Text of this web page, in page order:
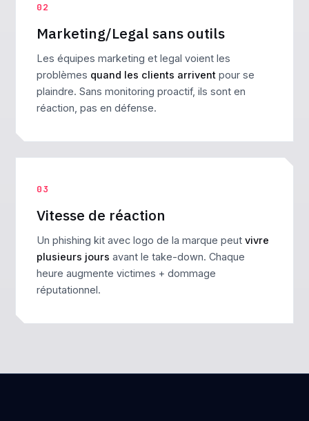
02
Marketing/Legal sans outils
Les équipes marketing et legal voient les
problèmes quand les clients arrivent pour se
plaindre. Sans monitoring proactif, ils sont en
réaction, pas en défense.
03
Vitesse de réaction
Un phishing kit avec logo de la marque peut vivre
plusieurs jours avant le take-down. Chaque
heure augmente victimes + dommage
réputationnel.